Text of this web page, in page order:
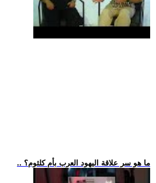
.. ما هو سر علاقة اليهود العرب بأم كلثوم؟